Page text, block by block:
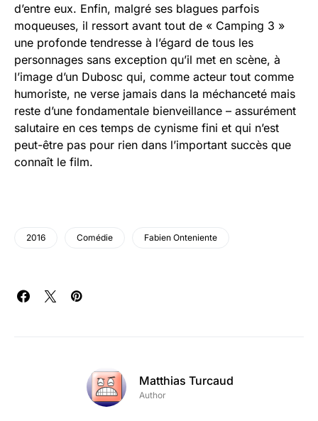
d’entre eux. Enfin, malgré ses blagues parfois
moqueuses, il ressort avant tout de « Camping 3 »
une profonde tendresse à l’égard de tous les
personnages sans exception qu’il met en scène, à
l’image d’un Dubosc qui, comme acteur tout comme
humoriste, ne verse jamais dans la méchanceté mais
reste d’une fondamentale bienveillance – assurément
salutaire en ces temps de cynisme fini et qui n’est
peut-être pas pour rien dans l’important succès que
connaît le film.
2016 Comédie Fabien Onteniente
Matthias Turcaud
Author